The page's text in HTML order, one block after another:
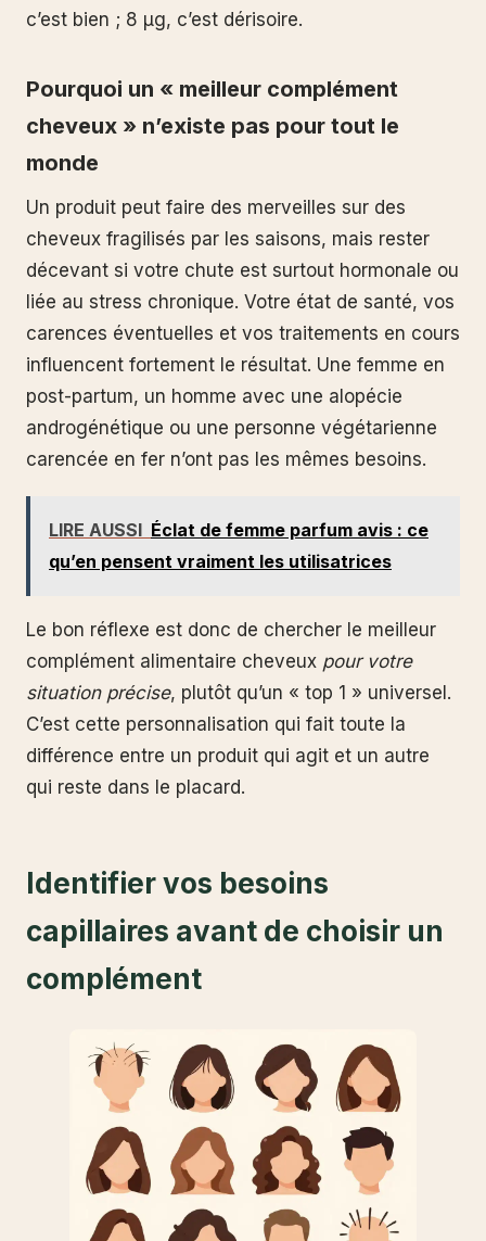
c’est bien ; 8 µg, c’est dérisoire.
Pourquoi un « meilleur complément
cheveux » n’existe pas pour tout le
monde
Un produit peut faire des merveilles sur des
cheveux fragilisés par les saisons, mais rester
décevant si votre chute est surtout hormonale ou
liée au stress chronique. Votre état de santé, vos
carences éventuelles et vos traitements en cours
influencent fortement le résultat. Une femme en
post-partum, un homme avec une alopécie
androgénétique ou une personne végétarienne
carencée en fer n’ont pas les mêmes besoins.
LIRE AUSSI Éclat de femme parfum avis : ce
qu’en pensent vraiment les utilisatrices
Le bon réflexe est donc de chercher le meilleur
complément alimentaire cheveux pour votre
situation précise, plutôt qu’un « top 1 » universel.
C’est cette personnalisation qui fait toute la
différence entre un produit qui agit et un autre
qui reste dans le placard.
Identifier vos besoins
capillaires avant de choisir un
complément